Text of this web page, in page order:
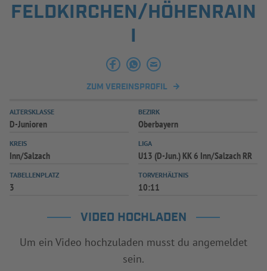
FELDKIRCHEN/HÖHENRAIN
I
ZUM VEREINSPROFIL
ALTERSKLASSE
D-Junioren
BEZIRK
Oberbayern
KREIS
Inn/Salzach
LIGA
U13 (D-Jun.) KK 6 Inn/Salzach RR
TABELLENPLATZ
3
TORVERHÄLTNIS
10:11
VIDEO HOCHLADEN
Um ein Video hochzuladen musst du angemeldet
sein.